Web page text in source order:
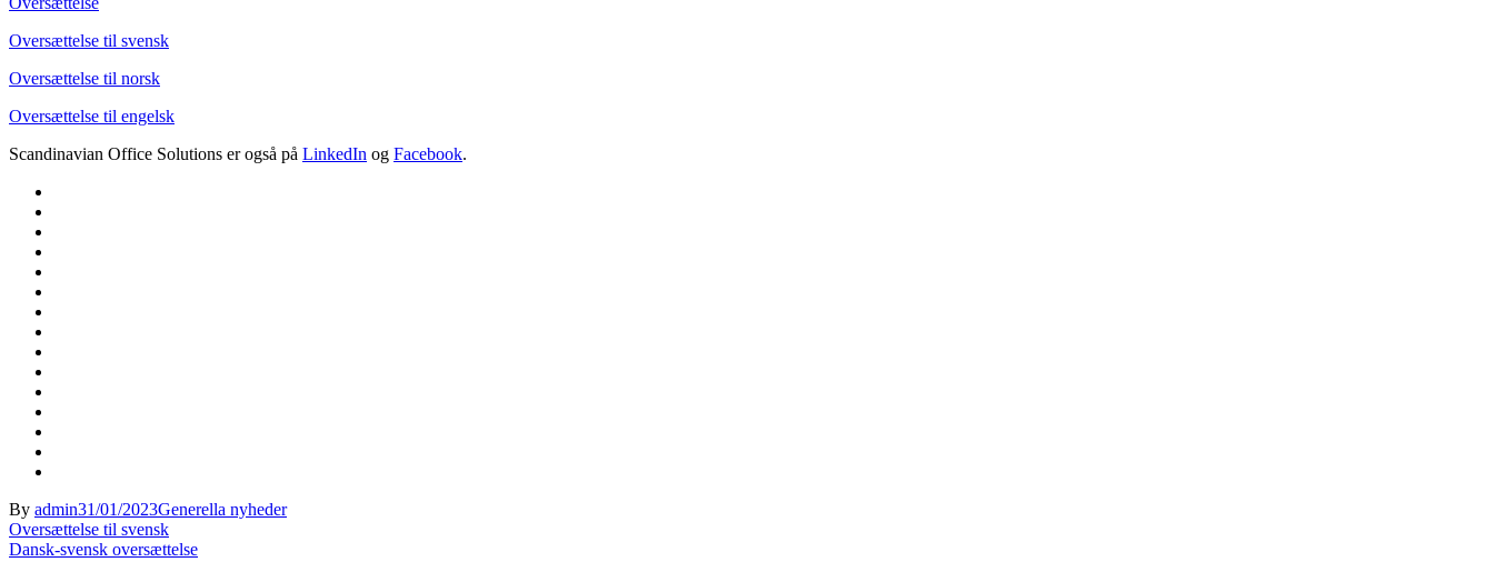
Oversættelse til svensk
Oversættelse til norsk
Oversættelse til engelsk
Scandinavian Office Solutions er også på LinkedIn og Facebook.
By admin31/01/2023Generella nyheder
Indlægsnavigation
Oversættelse til svensk
Dansk-svensk oversættelse